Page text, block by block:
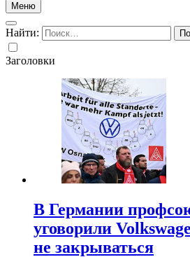
Меню
Найти:
Заголовки
В Германии
уговорили
не закрываться